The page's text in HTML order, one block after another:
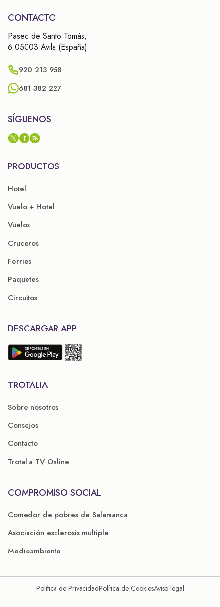
CONTACTO
Paseo de Santo Tomás,
6 05003 Avila (España)
920 213 958
681 382 227
SÍGUENOS
PRODUCTOS
Hotel
Vuelo + Hotel
Vuelos
Cruceros
Ferries
Paquetes
Circuitos
DESCARGAR APP
TROTALIA
Sobre nosotros
Consejos
Contacto
Trotalia TV Online
COMPROMISO SOCIAL
Comedor de pobres de Salamanca
Asociación esclerosis multiple
Medioambiente
Política de PrivacidadPolítica de CookiesAviso legal